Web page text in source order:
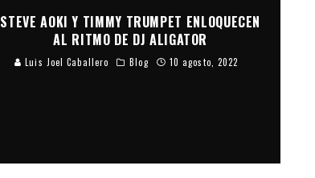
STEVE AOKI Y TIMMY TRUMPET ENLOQUECEN
AL RITMO DE DJ ALIGATOR
Luis Joel Caballero Blog 10 agosto, 2022